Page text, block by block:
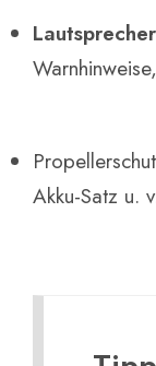
Akku-Satz u.